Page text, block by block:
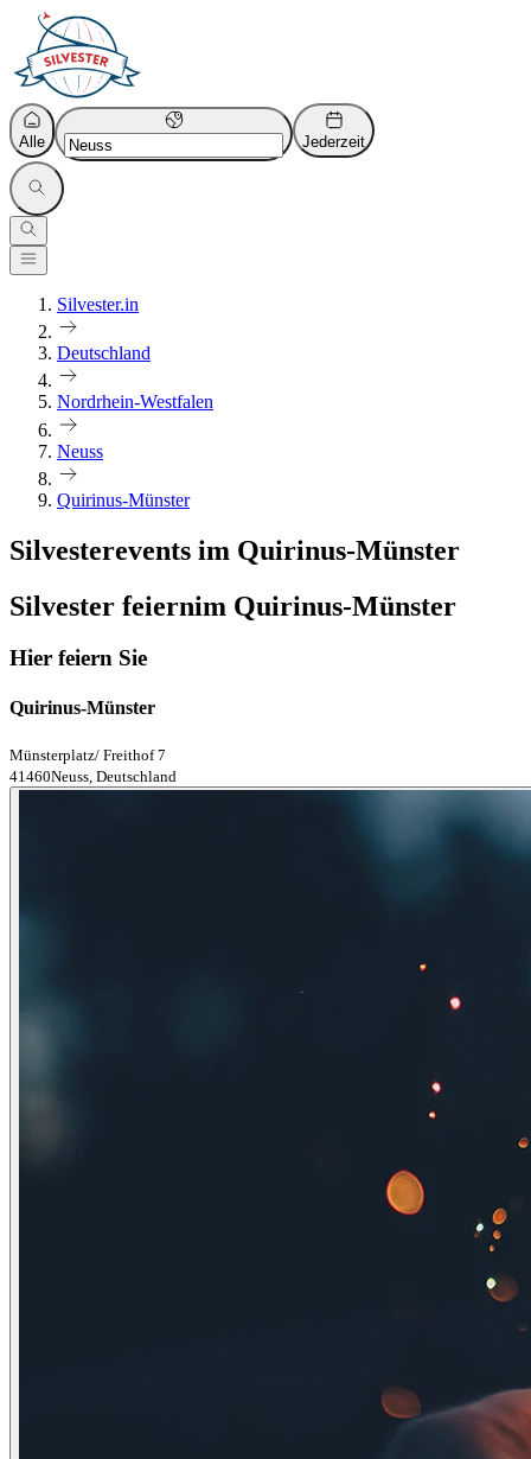
Alle Jederzeit
Silvester.in
Deutschland
Nordrhein-Westfalen
Neuss
Quirinus-Münster
Silvesterevents im Quirinus-Münster
Silvester feiernim Quirinus-Münster
Hier feiern Sie
Quirinus-Münster
Münsterplatz/ Freithof 7
41460Neuss, Deutschland